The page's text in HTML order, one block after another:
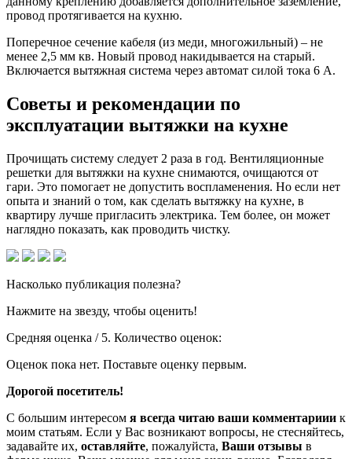
провод протягивается на кухню.
Поперечное сечение кабеля (из меди, многожильный) – не
менее 2,5 мм кв. Новый провод накидывается на старый.
Включается вытяжная система через автомат силой тока 6 A.
Советы и рекомендации по
эксплуатации вытяжки на кухне
Прочищать систему следует 2 раза в год. Вентиляционные
решетки для вытяжки на кухне снимаются, очищаются от
гари. Это помогает не допустить воспламенения. Но если нет
опыта и знаний о том, как сделать вытяжку на кухне, в
квартиру лучше пригласить электрика. Тем более, он может
наглядно показать, как проводить чистку.
Насколько публикация полезна?
Нажмите на звезду, чтобы оценить!
Средняя оценка / 5. Количество оценок:
Оценок пока нет. Поставьте оценку первым.
Дорогой посетитель!
С большим интересом я всегда читаю ваши комментариии к
моим статьям. Если у Вас возникают вопросы, не стесняйтесь,
задавайте их, оставляйте, пожалуйста, Ваши отзывы в